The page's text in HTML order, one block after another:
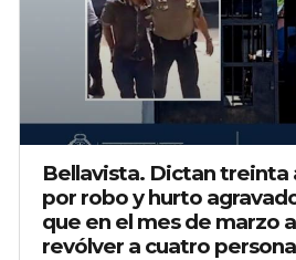
Bellavista. Dictan treinta
por robo y hurto
que en el mes de marzo
revólver a cuatro